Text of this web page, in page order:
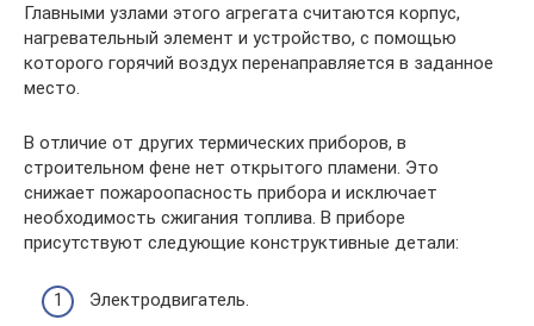
Главными узлами этого агрегата считаются корпус,
нагревательный элемент и устройство, с помощью
которого горячий воздух перенаправляется в заданное
место.
В отличие от других термических приборов, в
строительном фене нет открытого пламени. Это
снижает пожароопасность прибора и исключает
необходимость сжигания топлива. В приборе
присутствуют следующие конструктивные детали:
Электродвигатель.